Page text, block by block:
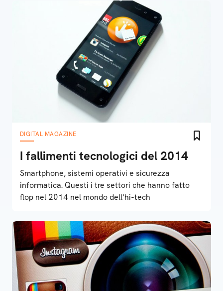
DIGITAL MAGAZINE
I fallimenti tecnologici del 2014
Smartphone, sistemi operativi e sicurezza
informatica. Questi i tre settori che hanno fatto
flop nel 2014 nel mondo dell'hi-tech